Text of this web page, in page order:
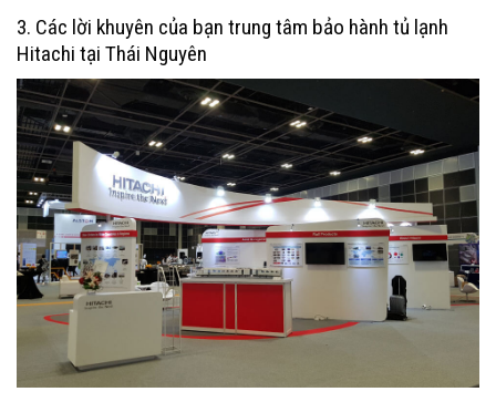
3. Các lời khuyên của bạn trung tâm bảo hành tủ lạnh
Hitachi tại Thái Nguyên